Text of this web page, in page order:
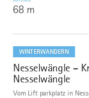
68 m
WINTERWANDERN
7
Nesselwängle –
Nesselwängle
Vom Lift parkplatz in
dazu